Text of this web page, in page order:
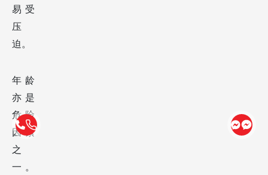
气道
易受
压
年龄
亦是
危险
因素
之